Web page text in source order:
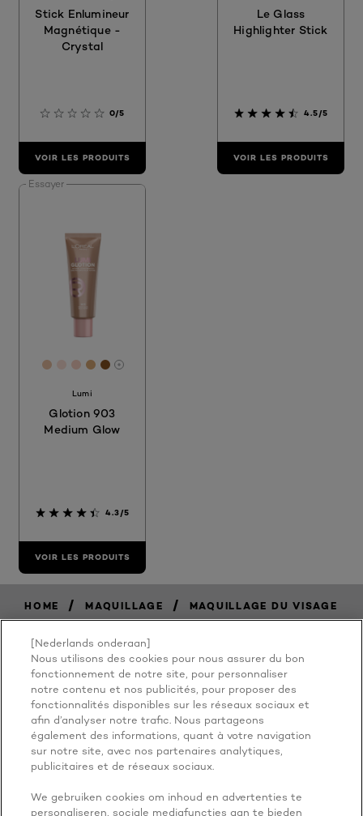
Stick Enlumineur
Magnétique -
Crystal
0/5
VOIR LES PRODUITS
Le Glass
Highlighter Stick
4.5/5
VOIR LES PRODUITS
Essayer
[Color]: #EBC2A3
[Color]: #FBE0D5
[Color]: #F9D2C3
[Color]: #DCAB76
[Color]: #8A5523
More shades are available
Lumi
Glotion 903
Medium Glow
4.3/5
VOIR LES PRODUITS
HOME / MAQUILLAGE / MAQUILLAGE DU VISAGE
BECAUSE
YOU'RE
WORTH IT
[Nederlands onderaan]
Nous utilisons des cookies pour nous assurer du bon
fonctionnement de notre site, pour personnaliser
notre contenu et nos publicités, pour proposer des
fonctionnalités disponibles sur les réseaux sociaux et
afin d’analyser notre trafic. Nous partageons
également des informations, quant à votre navigation
sur notre site, avec nos partenaires analytiques,
publicitaires et de réseaux sociaux.
We gebruiken cookies om inhoud en advertenties te
personaliseren, sociale mediafuncties aan te bieden